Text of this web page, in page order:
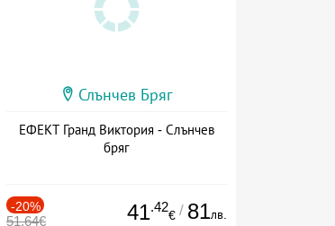
Слънчев Бряг
ЕФЕКТ Гранд Виктория - Слънчев
бряг
-20%
51.64€ 41.42
€ / 81лв.